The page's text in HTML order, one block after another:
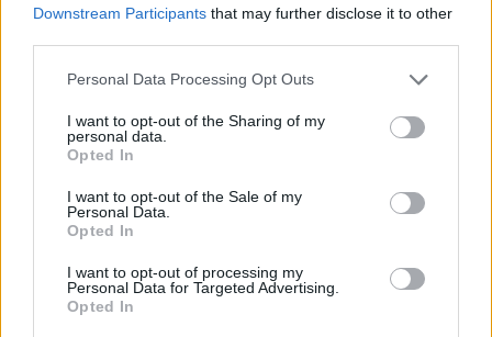
Downstream Participants that may further disclose it to other
Personal Data Processing Opt Outs
I want to opt-out of the Sharing of my
personal data.
Opted In
I want to opt-out of the Sale of my
Personal Data.
Opted In
I want to opt-out of processing my
Personal Data for Targeted Advertising.
Opted In